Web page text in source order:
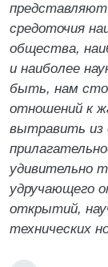
средоточия
общества,
и наиболее
быть, нам
отношений к
вытравить из
удивительно
удручающего
открытий,
технических